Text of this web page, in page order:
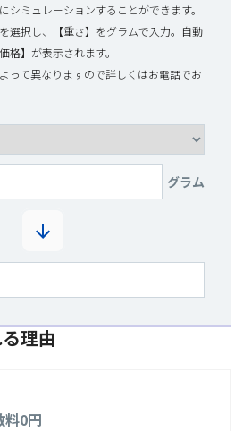
シミュレーションすることができます。
選択し、【重さ】をグラムで入力。自動
格】が表示されます。
って異なりますので詳しくはお電話でお
グラム
理由
料0円